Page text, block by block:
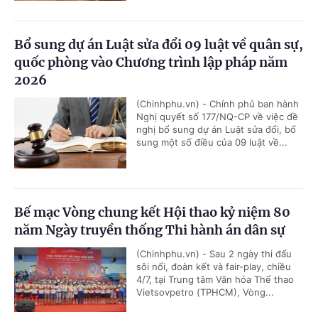
Bổ sung dự án Luật sửa đổi 09 luật về quân sự,
quốc phòng vào Chương trình lập pháp năm
2026
(Chinhphu.vn) - Chính phủ ban hành
Nghị quyết số 177/NQ-CP về việc đề
nghị bổ sung dự án Luật sửa đổi, bổ
sung một số điều của 09 luật về...
Bế mạc Vòng chung kết Hội thao kỷ niệm 80
năm Ngày truyền thống Thi hành án dân sự
(Chinhphu.vn) - Sau 2 ngày thi đấu
sôi nổi, đoàn kết và fair-play, chiều
4/7, tại Trung tâm Văn hóa Thể thao
Vietsovpetro (TPHCM), Vòng...